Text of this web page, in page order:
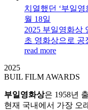
치열했던 ‘부일
월 18일
2025 부일영화상
초 영화상으로
read more
2025
BUIL FILM AWARDS
부일영화상은 1958년
현재 국내에서 가장 오